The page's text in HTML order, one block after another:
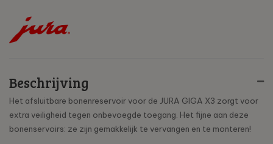
Beschrijving
Het afsluitbare bonenreservoir voor de JURA GIGA X3 zorgt voor
extra veiligheid tegen onbevoegde toegang. Het fijne aan deze
bonenservoirs: ze zijn gemakkelijk te vervangen en te monteren!